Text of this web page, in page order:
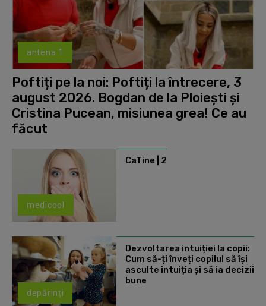
antena 1
Poftiți pe la noi: Poftiți la întrecere, 3
august 2026. Bogdan de la Ploiești și
Cristina Pucean, misiunea grea! Ce au
făcut
medicool
CaTine | 2
depărinți
Dezvoltarea intuiției la copii:
Cum să-ți înveți copilul să își
asculte intuiția și să ia decizii
bune